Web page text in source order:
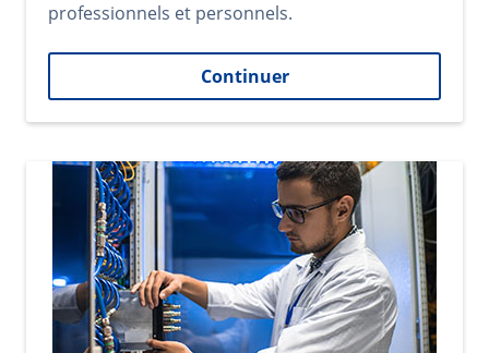
professionnels et personnels.
Continuer